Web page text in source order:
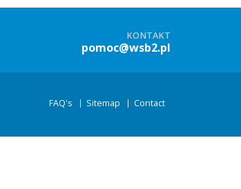
KONTAKT
pomoc@wsb2.pl
FAQ's Sitemap Contact